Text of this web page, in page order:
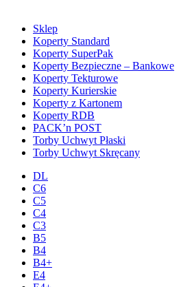
Sklep
Koperty Standard
Koperty SuperPak
Koperty Bezpieczne – Bankowe
Koperty Tekturowe
Koperty Kurierskie
Koperty z Kartonem
Koperty RDB
PACK’n POST
Torby Uchwyt Płaski
Torby Uchwyt Skręcany
DL
C6
C5
C4
C3
B5
B4
B4+
E4